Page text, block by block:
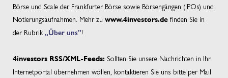
Börse und Scale der Frankfurter Börse sowie Börsengängen (IPOs) und
Notierungsaufnahmen. Mehr zu www.4investors.de finden Sie in
der Rubrik „Über uns”!
4investors RSS/XML-Feeds: Sollten Sie unsere Nachrichten in Ihr
Internetportal übernehmen wollen, kontaktieren Sie uns bitte per Mail